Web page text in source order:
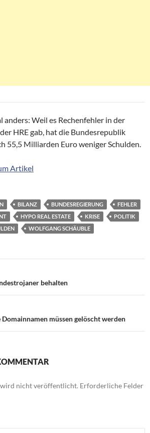
anders: Weil es Rechenfehler in der
HRE gab, hat die Bundesrepublik
55,5 Milliarden Euro weniger Schulden.
Artikel
BILANZ BUNDESREGIERUNG
FEHLER
HYPO REAL ESTATE KRISE
POLITIK
WOLFGANG SCHÄUBLE
behalten
müssen gelöscht werden
nicht veröffentlicht. Erforderliche Felder